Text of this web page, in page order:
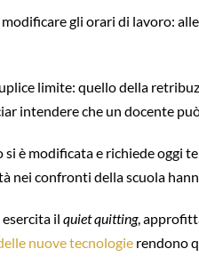
gli orari di lavoro:
limite: quello della
intendere che un docente
è modificata e richiede
nei confronti della scuola
il quiet quitting,
nuove tecnologierendono